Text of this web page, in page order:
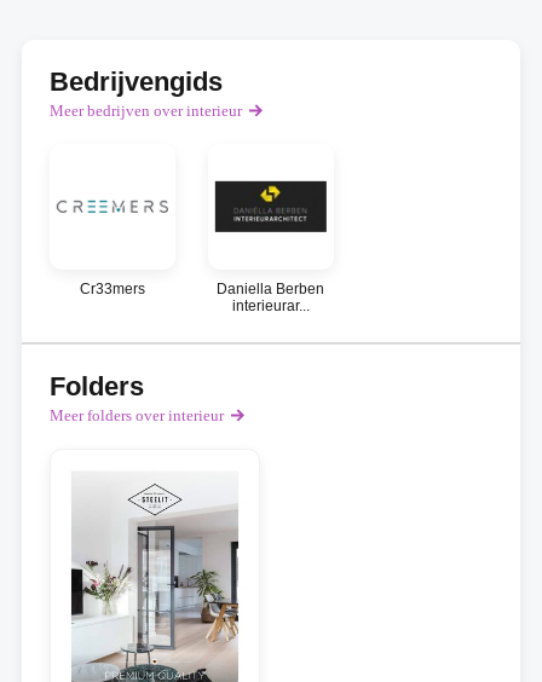
Bedrijvengids
Meer bedrijven over interieur
Cr33mers
Daniella Berben
interieurar...
Folders
Meer folders over interieur